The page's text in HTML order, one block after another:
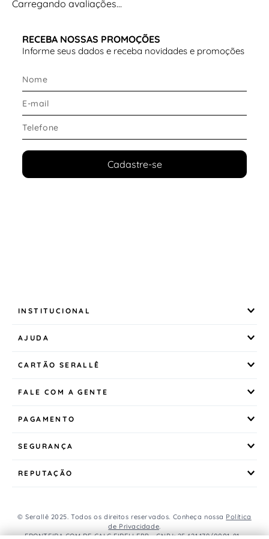
Carregando avaliações…
RECEBA NOSSAS PROMOÇÕES
Informe seus dados e receba novidades e promoções
Cadastre-se
INSTITUCIONAL
AJUDA
CARTÃO SERALLÊ
FALE COM A GENTE
PAGAMENTO
SEGURANÇA
REPUTAÇÃO
© Serallê 2025. Todos os direitos reservados. Conheça nossa Política
de Privacidade.
FRONTEIRA COM DE CALC EIRELI EPP - CNPJ: 25.421.179/0001-81 -